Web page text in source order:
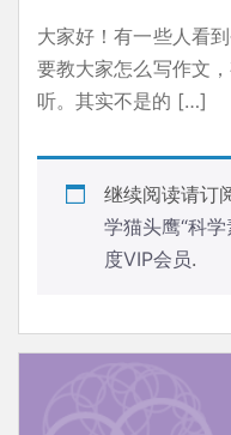
大家好！有一些人看
要教大家怎么写作文
听。其实不是的 […]
继续阅读请订
学猫头鹰“科
度VIP会员.